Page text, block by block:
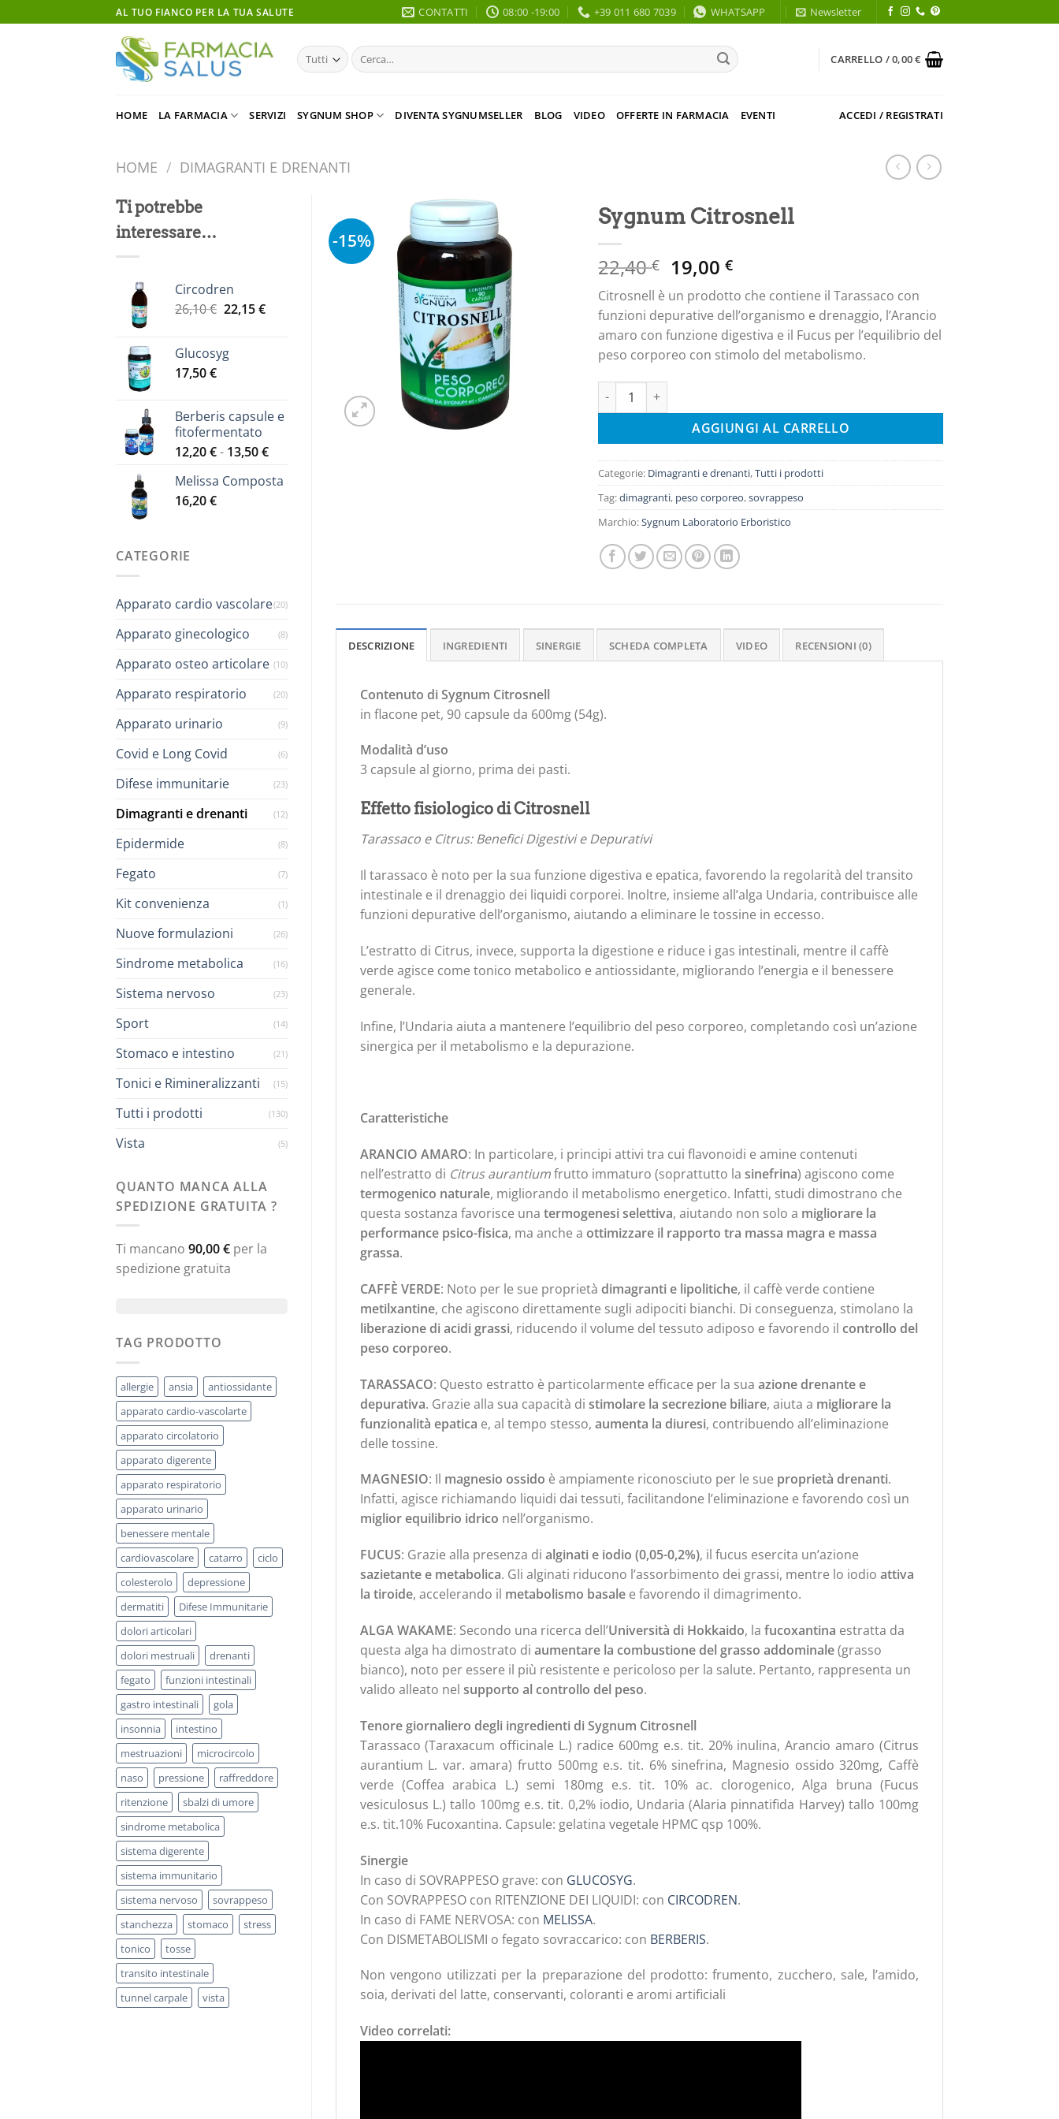
ai
AL TUO FIANCO PER LA TUA SALUTE CONTATTI 08:00 -19:00 +39 011 680 7039 WHATSAPP Newsletter
Cerca: CARRELLO /0,00€
HOME LA FARMACIA SERVIZI SYGNUM SHOP DIVENTA SYGNUMSELLER BLOG VIDEO OFFERTE IN FARMACIA EVENTI ACCEDI / REGISTRATI
HOME / DIMAGRANTI E DRENANTI
Ti potrebbe
interessare…
Circodren
26,10€ Il
era:
22,15€Il
Glucosyg
17,50€
Berberis capsule e
fitofermentato
12,20€- 13,50€Fascia
prezzo:
Melissa Composta
16,20€
CATEGORIE
Apparato cardio vascolare(20)
Apparato ginecologico (8)
Apparato osteo articolare (10)
Apparato respiratorio (20)
Apparato urinario (9)
Covid e Long Covid (6)
Difese immunitarie (23)
Dimagranti e drenanti (12)
Epidermide (8)
Fegato (7)
Kit convenienza (1)
Nuove formulazioni (26)
Sindrome metabolica (16)
Sistema nervoso (23)
Sport (14)
Stomaco e intestino (21)
Tonici e Rimineralizzanti (15)
Tutti i prodotti (130)
Vista (5)
QUANTO MANCA ALLA
SPEDIZIONE GRATUITA ?
Ti mancano 90,00€ per la
spedizione gratuita
TAG PRODOTTO
allergie ansia
antiossidante
apparato cardio-vascolarte
apparato circolatorio
apparato digerente
apparato respiratorio
apparato urinario
benessere mentale
cardiovascolare
catarro
ciclo
colesterolo
depressione
dermatiti
Difese Immunitarie
dolori articolari
dolori mestruali
drenanti
fegato
funzioni intestinali
gastro intestinali
gola
insonnia
intestino
mestruazioni
microcircolo
naso
pressione
raffreddore
ritenzione
sbalzi di umore
sindrome metabolica
sistema digerente
sistema immunitario
sistema nervoso
sovrappeso
stanchezza
stomaco
stress
tonico
tosse
transito intestinale
tunnel carpale
vista
-15%
Sygnum Citrosnell
22,40€ Il
prezzo
originale
era:
22,40 €.
19,00 €Il
prezzo
attuale
è:
19,00 €.
Citrosnell è un prodotto che contiene il Tarassaco con
funzioni depurative dell’organismo e drenaggio, l’Arancio
amaro con funzione digestiva e il Fucus per l’equilibrio del
peso corporeo con stimolo del metabolismo.
Sygnum Citrosnell quantità
AGGIUNGI AL CARRELLO
Categorie: Dimagranti e drenanti,Tutti i prodotti
Tag:dimagranti, peso corporeo,sovrappeso
Marchio:Sygnum Laboratorio Erboristico
DESCRIZIONE INGREDIENTI SINERGIE SCHEDA COMPLETA VIDEO RECENSIONI (0)
Contenuto di Sygnum Citrosnell
in flacone pet, 90 capsule da 600mg (54g).
Modalità d’uso
3 capsule al giorno, prima dei pasti.
Effetto fisiologico di Citrosnell
Tarassaco e Citrus: Benefici Digestivi e Depurativi
Il tarassaco è noto per la sua funzione digestiva e epatica, favorendo la regolarità del transito
intestinale e il drenaggio dei liquidi corporei. Inoltre, insieme all’alga Undaria, contribuisce alle
funzioni depurative dell’organismo, aiutando a eliminare le tossine in eccesso.
L’estratto di Citrus, invece, supporta la digestione e riduce i gas intestinali, mentre il caffè
verde agisce come tonico metabolico e antiossidante, migliorando l’energia e il benessere
generale.
Infine, l’Undaria aiuta a mantenere l’equilibrio del peso corporeo, completando così un’azione
sinergica per il metabolismo e la depurazione.
Caratteristiche
ARANCIO AMARO: In particolare, i principi attivi tra cui flavonoidi e amine contenuti
nell’estratto di Citrus aurantiumfrutto immaturo (soprattutto la sinefrina) agiscono come
termogenico naturale, migliorando il metabolismo energetico. Infatti, studi dimostrano che
questa sostanza favorisce una termogenesi selettiva, aiutando non solo a migliorare la
performance psico-fisica, ma anche a ottimizzare il rapporto tra massa magra e massa
grassa.
CAFFÈ VERDE: Noto per le sue proprietà dimagranti e lipolitiche, il caffè verde contiene
metilxantine, che agiscono direttamente sugli adipociti bianchi. Di conseguenza, stimolano la
liberazione di acidi grassi, riducendo il volume del tessuto adiposo e favorendo il controllo del
peso corporeo.
TARASSACO: Questo estratto è particolarmente efficace per la sua azione drenante e
depurativa. Grazie alla sua capacità di stimolare la secrezione biliare, aiuta a migliorare la
funzionalità epatica e, al tempo stesso, aumenta la diuresi, contribuendo all’eliminazione
delle tossine.
MAGNESIO: Il magnesio ossido è ampiamente riconosciuto per le sue proprietà drenanti.
Infatti, agisce richiamando liquidi dai tessuti, facilitandone l’eliminazione e favorendo così un
miglior equilibrio idrico nell’organismo.
FUCUS: Grazie alla presenza di alginati e iodio (0,05-0,2%), il fucus esercita un’azione
sazietante e metabolica. Gli alginati riducono l’assorbimento dei grassi, mentre lo iodio attiva
la tiroide, accelerando il metabolismo basalee favorendo il dimagrimento.
ALGA WAKAME: Secondo una ricerca dell’Università di Hokkaido, la fucoxantina estratta da
questa alga ha dimostrato di aumentare la combustione del grasso addominale(grasso
bianco), noto per essere il più resistente e pericoloso per la salute. Pertanto, rappresenta un
valido alleato nel supporto al controllo del peso.
Tenore giornaliero degli ingredienti di Sygnum Citrosnell
Tarassaco (Taraxacum officinale L.) radice 600mg e.s. tit. 20% inulina, Arancio amaro (Citrus
aurantium L. var. amara) frutto 500mg e.s. tit. 6% sinefrina, Magnesio ossido 320mg, Caffè
verde (Coffea arabica L.) semi 180mg e.s. tit. 10% ac. clorogenico, Alga bruna (Fucus
vesiculosus L.) tallo 100mg e.s. tit. 0,2% iodio, Undaria (Alaria pinnatifida Harvey) tallo 100mg
e.s. tit.10% Fucoxantina. Capsule: gelatina vegetale HPMC qsp 100%.
Sinergie
In caso di SOVRAPPESO grave: con GLUCOSYG.
Con SOVRAPPESO con RITENZIONE DEI LIQUIDI: con CIRCODREN.
In caso di FAME NERVOSA: con MELISSA.
Con DISMETABOLISMI o fegato sovraccarico: con BERBERIS.
Non vengono utilizzati per la preparazione del prodotto: frumento, zucchero, sale, l’amido,
soia, derivati del latte, conservanti, coloranti e aromi artificiali
Video correlati: